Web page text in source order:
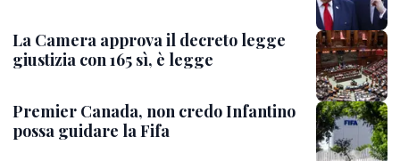
La Camera approva il decreto legge
giustizia con 165 sì, è legge
Premier Canada, non credo Infantino
possa guidare la Fifa